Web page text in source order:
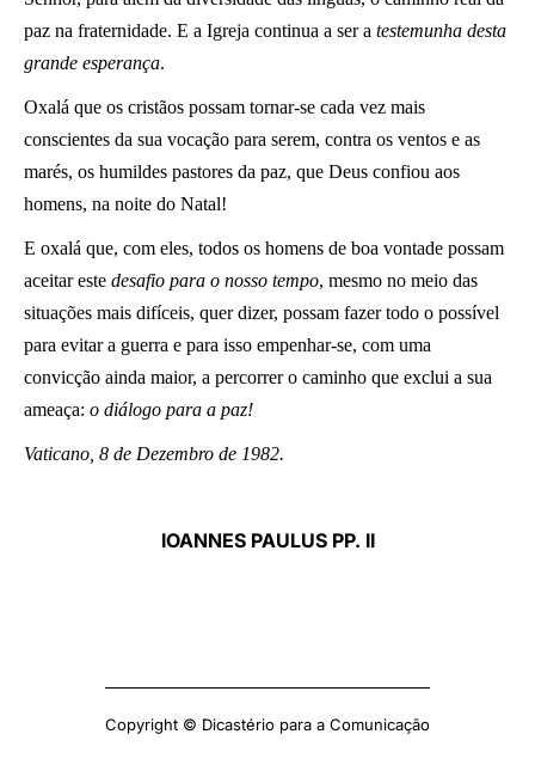
paz na fraternidade. E a Igreja continua a ser a testemunha desta
grande esperança.
Oxalá que os cristãos possam tornar-se cada vez mais
conscientes da sua vocação para serem, contra os ventos e as
marés, os humildes pastores da paz, que Deus confiou aos
homens, na noite do Natal!
E oxalá que, com eles, todos os homens de boa vontade possam
aceitar este desafio para o nosso tempo, mesmo no meio das
situações mais difíceis, quer dizer, possam fazer todo o possível
para evitar a guerra e para isso empenhar-se, com uma
convicção ainda maior, a percorrer o caminho que exclui a sua
ameaça: o diálogo para a paz!
Vaticano, 8 de Dezembro de 1982.
IOANNES PAULUS PP. II
Copyright © Dicastério para a Comunicação